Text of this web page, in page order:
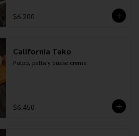
$6.200
California Tako
Pulpo, palta y queso crema
$6.450